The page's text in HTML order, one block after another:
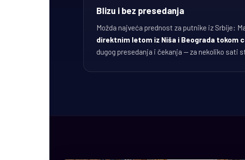
Blizu i bez presedanja
Možda najveća prednost za putnike iz Srbije:
direktnim letom iz Niša i Beograda tokom
dugog presedanja i čekanja — za nekoliko sati